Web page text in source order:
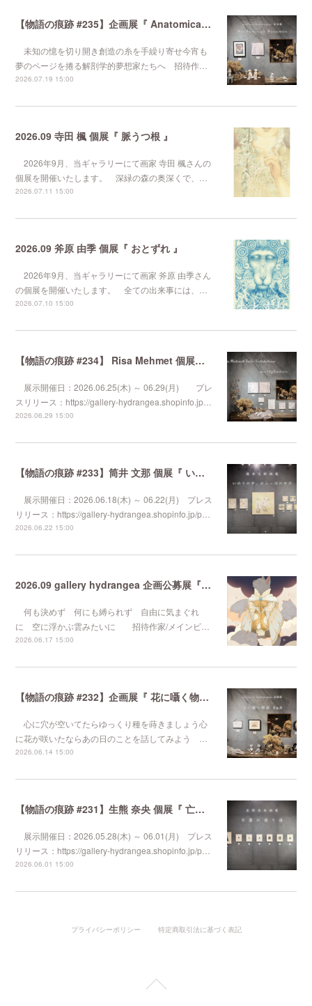
【物語の痕跡 #235】企画展『 Anatomical Dreamer 』
未知の憶を切り開き創造の糸を手繰り寄せ今宵も
夢のページを捲る解剖学的夢想家たちへ 招待作…
2026.07.19 15:00
2026.09 寺田 楓 個展『 脈うつ根 』
2026年9月、当ギャラリーにて画家 寺田 楓さんの
個展を開催いたします。 深緑の森の奥深くで、…
2026.07.11 15:00
2026.09 斧原 由季 個展『 おとずれ 』
2026年9月、当ギャラリーにて画家 斧原 由季さん
の個展を開催いたします。 全ての出来事には、…
2026.07.10 15:00
【物語の痕跡 #234】 Risa Mehmet 個展『 wallflower 』
展示開催日：2026.06.25(木) ～ 06.29(月) プレ
スリリース：https://gallery-hydrangea.shopinfo.jp…
2026.06.29 15:00
【物語の痕跡 #233】筒井 文那 個展『 いのりの手、からっぽのゆび 』
展示開催日：2026.06.18(木) ～ 06.22(月) プレス
リリース：https://gallery-hydrangea.shopinfo.jp/p…
2026.06.22 15:00
2026.09 gallery hydrangea 企画公募展『 気まぐれなるままに 』
何も決めず 何にも縛られず 自由に気まぐれ
に 空に浮かぶ雲みたいに 招待作家/メインビ…
2026.06.17 15:00
【物語の痕跡 #232】企画展『 花に囁く物語 Ep.6 』
心に穴が空いてたらゆっくり種を蒔きましょう心
に花が咲いたならあの日のことを話してみよう …
2026.06.14 15:00
【物語の痕跡 #231】生熊 奈央 個展『 亡霊の通り道 』
展示開催日：2026.05.28(木) ～ 06.01(月) プレス
リリース：https://gallery-hydrangea.shopinfo.jp/p…
2026.06.01 15:00
プライバシーポリシー 特定商取引法に基づく表記